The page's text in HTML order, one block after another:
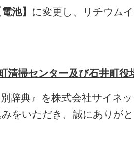
電池】 に変更し、リチウム
清掃センター及び石井町役
辞典』を株式会社サイネ
をいただき、誠にありがと